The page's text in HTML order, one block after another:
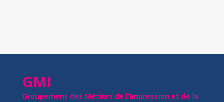
GMI
Groupement des Métiers de l’Impression et de la